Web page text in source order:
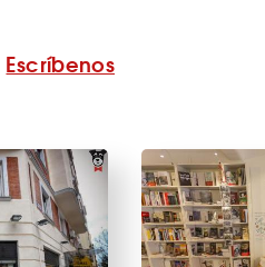
Escríbenos